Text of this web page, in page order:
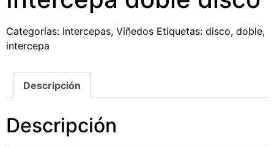
Categorías: Intercepas, Viñedos Etiquetas: disco, doble,
intercepa
Descripción
Descripción